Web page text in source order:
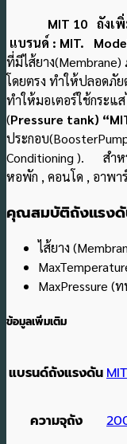
MIT 10 ถังเ
แบรนด์ : MIT.
ที่มีไส้ยาง
โดยตรง ทำให้ปลอดภั
ทำให้มอเตอร์ใช้กระแ
(Pressure tank)
ประกอบ
Conditioning ). สำห
หอพัก , คอนโด , อาพา
คุณสมบัติถังแรงดั
ไส้ยาง
MaxPressure (
ข้อมูลเพิ่มเติม
แบรนด์ถังแรงดัน MIT
ความจุถัง